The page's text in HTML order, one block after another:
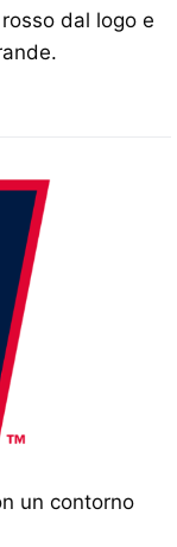
dal logo e
un contorno